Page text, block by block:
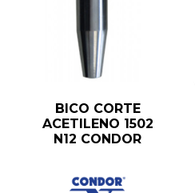
BICO CORTE
ACETILENO 1502
N12 CONDOR